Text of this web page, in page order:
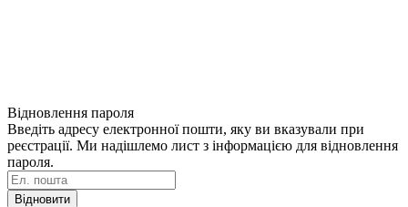
Відновлення пароля
Введіть адресу електронної пошти, яку ви вказували при
реєстрації. Ми надішлемо лист з інформацією для відновлення
пароля.
Відновити